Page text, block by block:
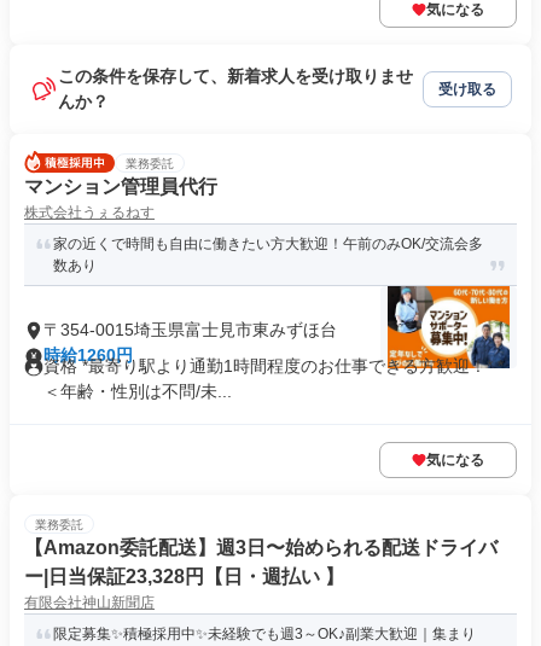
気になる
この条件を保存して、新着求人を受け取りませ
んか？
受け取る
業務委託
マンション管理員代行
株式会社うぇるねす
家の近くで時間も自由に働きたい方大歓迎！午前のみOK/交流会多
数あり
〒354-0015埼玉県富士見市東みずほ台
時給1260円
資格 *最寄り駅より通勤1時間程度のお仕事できる方歓迎！* *
＜年齢・性別は不問/未...
気になる
業務委託
【Amazon委託配送】週3日〜始められる配送ドライバ
ー|日当保証23,328円【日・週払い 】
有限会社神山新聞店
限定募集✨積極採用中✨未経験でも週3～OK♪副業大歓迎｜集まり